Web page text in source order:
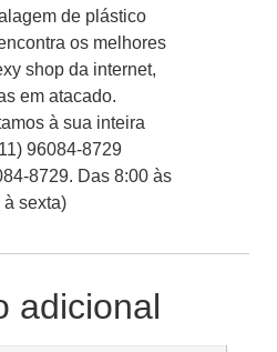
de plástico
os melhores
shop da internet,
em atacado.
à sua inteira
96084-8729
8729. Das 8:00 às
sexta)
adicional